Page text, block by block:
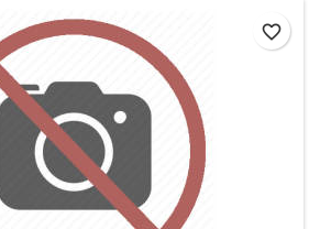
favorite_border